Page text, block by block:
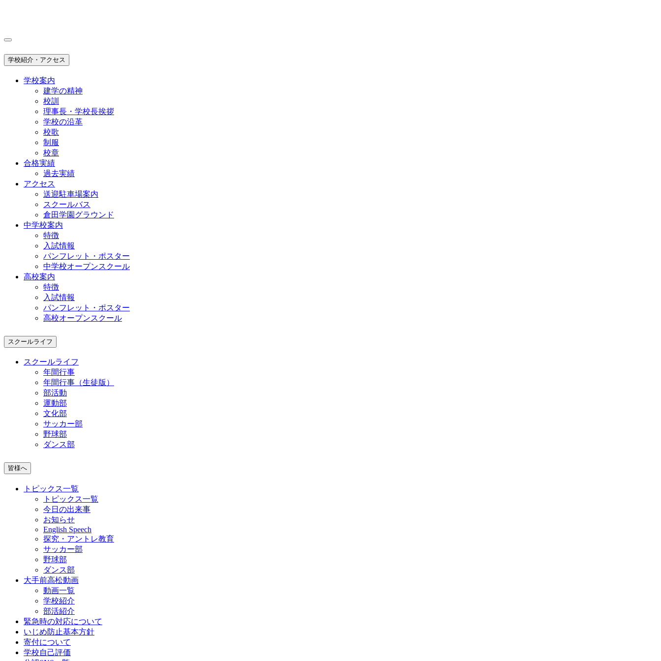
学校紹介・アクセス
学校案内
建学の精神
校訓
理事長・学校長挨拶
学校の沿革
校歌
制服
校章
合格実績
過去実績
アクセス
送迎駐車場案内
スクールバス
倉田学園グラウンド
中学校案内
特徴
入試情報
パンフレット・ポスター
中学校オープンスクール
高校案内
特徴
入試情報
パンフレット・ポスター
高校オープンスクール
スクールライフ
スクールライフ
年間行事
年間行事（生徒版）
部活動
運動部
文化部
サッカー部
野球部
ダンス部
皆様へ
トピックス一覧
トピックス一覧
今日の出来事
お知らせ
English Speech
探究・アントレ教育
サッカー部
野球部
ダンス部
大手前高松動画
動画一覧
学校紹介
部活紹介
緊急時の対応について
いじめ防止基本方針
寄付について
学校自己評価